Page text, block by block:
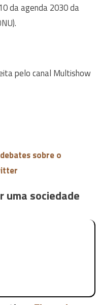
da agenda 2030 da
pelo canal Multishow
sobre o
uma sociedade